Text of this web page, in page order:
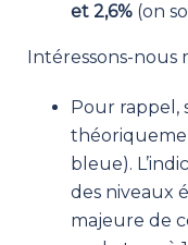
et 2,6% (on
Intéressons-
Pour rappel,
bleue).
des niveaux
majeure de